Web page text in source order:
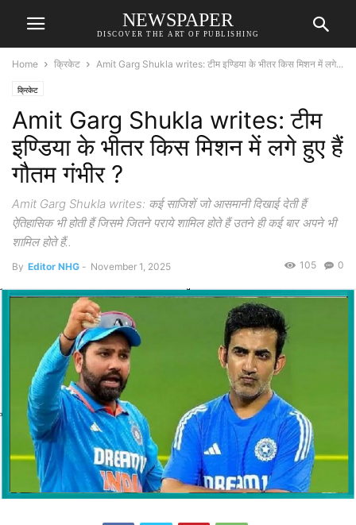
NEWSPAPER
DISCOVER THE ART OF PUBLISHING
Home क्रिकेट Amit Garg Shukla writes: टीम इण्डिया के भीतर किस मिशन में लगे...
क्रिकेट
Amit Garg Shukla writes: टीम
इण्डिया के भीतर किस मिशन में लगे हुए हैं
गौतम गंभीर ?
Amit Garg Shukla writes: कई साजिशें जो आसमानी दिखाई देती हैं
ऐतिहासिक भी होती हैं जिसमे जितने पराये शामिल होते हैं उतने ही कई बार अपने भी
शामिल होते हैं..
By Editor NHG - November 1, 2025 0
105